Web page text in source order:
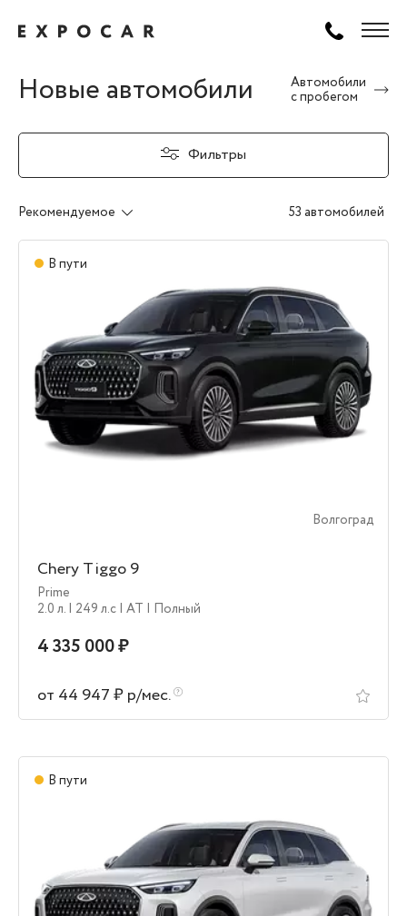
Новые автомобили
Автомобили
с пробегом
Фильтры
Рекомендуемое 53 автомобилей
В пути
Волгоград
Chery Tiggo 9
Prime
2.0 л. | 249 л.c | AT | Полный
4 335 000 ₽
от 44 947 ₽ р/мес.
В пути